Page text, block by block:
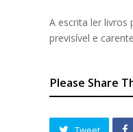
A escrita ler livros
previsível e
Please Share